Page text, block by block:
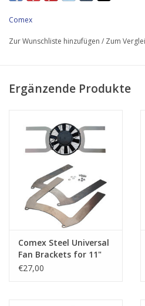
Montagelöcher mit verschiedenen
perfekte Upgrade für Ihr Auto.
Comex
Zur Wunschliste hinzufügen / Zum
Ergänzende Produkte
Comex Steel Universal
Fan Brackets for 11"
(280mm) Fan
€27,00